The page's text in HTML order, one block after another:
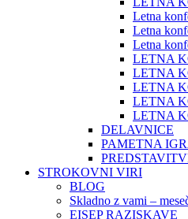
Letna
Letna
Letna
LETNA
LETNA
LETNA
LETNA
LETNA
DELAVNICE
PAMETNA
STROKOVNI VIRI
BLOG
Skladno z vami –
EISEP RAZISKAVE